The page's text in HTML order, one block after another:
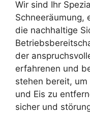
Wir sind Ihr
Schneeräumung,
die nachhaltige
der
erfahrenen und
stehen bereit,
und Eis zu
sicher und